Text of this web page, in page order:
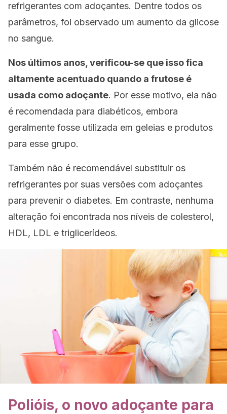
refrigerantes com adoçantes. Dentre todos os
parâmetros, foi observado um aumento da glicose
no sangue.
Nos últimos anos, verificou-se que isso fica
altamente acentuado quando a frutose é
usada como adoçante. Por esse motivo, ela não
é recomendada para diabéticos, embora
geralmente fosse utilizada em geleias e produtos
para esse grupo.
Também não é recomendável substituir os
refrigerantes por suas versões com adoçantes
para prevenir o diabetes. Em contraste, nenhuma
alteração foi encontrada nos níveis de colesterol,
HDL, LDL e triglicerídeos.
Polióis, o novo adoçante para